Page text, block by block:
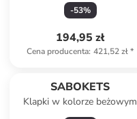
-53%
194,95 zł
Cena producenta: 421,52 zł*
SABOKETS
Klapki w kolorze beżowym